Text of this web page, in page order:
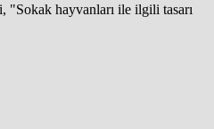
hayvanları ile ilgili tasarı